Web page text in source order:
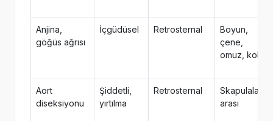
Anjina,
göğüs ağrısı
İçgüdüsel Retrosternal
Boyun,
çene,
omuz, kol
Aort
diseksiyonu
Şiddetli,
yırtılma
Retrosternal
Skapulalar
arası